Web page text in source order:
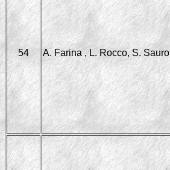
54 A. Farina , L. Rocco, S. Sauro